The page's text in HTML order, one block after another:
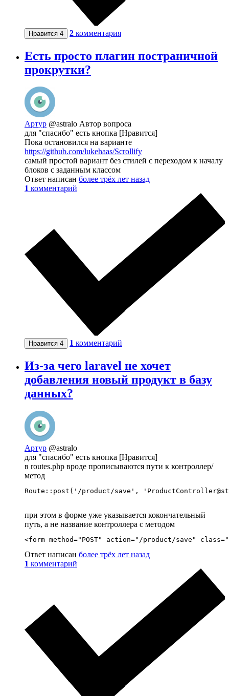
Нравится 4 2 комментария
Есть просто плагин постраничной
прокрутки?
Артур @astralo Автор вопроса
для "спасибо" есть кнопка [Нравится]
Пока остановился на варианте
https://github.com/lukehaas/Scrollify
самый простой вариант без стилей с переходом к началу
блоков с заданным классом
Ответ написан более трёх лет назад
1 комментарий
Нравится 4 1 комментарий
Из-за чего laravel не хочет
добавления новый продукт в базу
данных?
Артур @astralo
для "спасибо" есть кнопка [Нравится]
в routes.php вроде прописываются пути к контроллер/
метод
Route::post('/product/save',
при этом в форме уже указывается кокончательный
путь, а не название контроллера с методом
<form method="POST" action="/product/save"
Ответ написан более трёх лет назад
1 комментарий